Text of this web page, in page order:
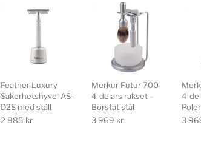
Feather Luxury
Säkerhetshyvel AS-
D2S med ställ
2 885 kr
Merkur Futur 700
4-delars rakset –
Borstat stål
3 969 kr
4-
3